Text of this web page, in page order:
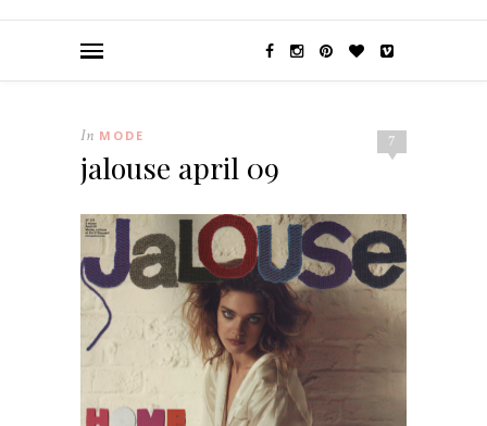
7
In MODE
jalouse april 09